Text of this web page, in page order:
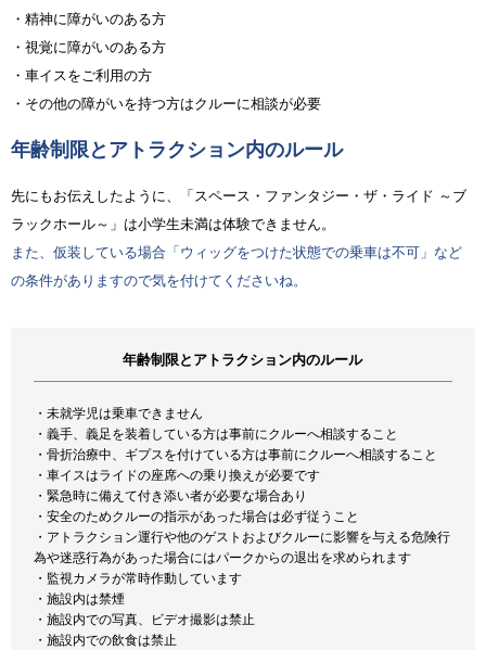
・精神に障がいのある方
・視覚に障がいのある方
・車イスをご利用の方
・その他の障がいを持つ方はクルーに相談が必要
年齢制限とアトラクション内のルール
先にもお伝えしたように、「スペース・ファンタジー・ザ・ライド ～ブ
ラックホール～」は小学生未満は体験できません。
また、仮装している場合「ウィッグをつけた状態での乗車は不可」など
の条件がありますので気を付けてくださいね。
年齢制限とアトラクション内のルール
・未就学児は乗車できません
・義手、義足を装着している方は事前にクルーへ相談すること
・骨折治療中、ギプスを付けている方は事前にクルーへ相談すること
・車イスはライドの座席への乗り換えが必要です
・緊急時に備えて付き添い者が必要な場合あり
・安全のためクルーの指示があった場合は必ず従うこと
・アトラクション運行や他のゲストおよびクルーに影響を与える危険行
為や迷惑行為があった場合にはパークからの退出を求められます
・監視カメラが常時作動しています
・施設内は禁煙
・施設内での写真、ビデオ撮影は禁止
・施設内での飲食は禁止